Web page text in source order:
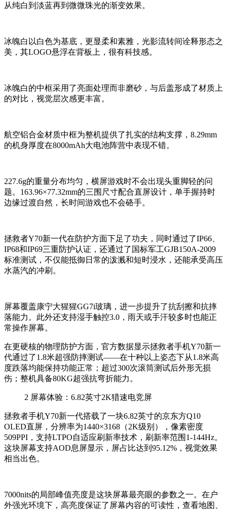
从纯白到淡蓝再到微微珠光的渐变效果。
冰魄白以白色为基底，更显柔和素雅，光影流转间诠释形态之
美 ，其LOGO悬浮在背板上，很有科技感。
冰魄白的中框采用了亮面处理而非磨砂，与后盖形成了材质上
的对比，视觉层次感更丰富。
航空铝合金材质中框为整机提供了扎实的结构支撑，8.29mm
的机身厚度在8000mAh大电池阵营中表现不错。
227.6g的重量分布均匀，横屏游戏时不会出现头重脚轻的问
题。163.96×77.32mm的三围尺寸配合直屏设计，单手握持时
边缘过渡自然，长时间游戏也不会硌手。
拯救者Y70新一代在防护方面下足了功夫，同时通过了IP66、
IP68和IP69三重防护认证，还通过了国标军工GJB150A-2009
标准测试 ， 不仅能抵御日常的泼溅和短时浸水，还能承受高压
水蒸汽的冲刷。
屏幕覆盖康宁大猩猩GG7i玻璃，进一步提升了抗刮擦和抗摔
落能力。此外还支持湿手触控3.0，雨天或手汗较多时也能正
常操作屏幕。
在更硬核的物理防护方面，官方数据显示拯救者手机Y70新一
代通过了1.8米超强防摔测试——在十种以上姿态下从1.8米高
度跌落均能保持功能正常；超过300次滚筒测试后外形无损
伤；整机具备80KG超强抗弯折能力。
2 屏幕体验：6.82英寸2K猎速电竞屏
拯救者手机Y70新一代搭载了一块6.82英寸的京东方Q10
OLED直屏，分辨率为1440×3168（2K级别），像素密度
509PPI，支持LTPO自适应刷新率技术，刷新率范围1-144Hz。
这块屏幕支持AOD息屏显示，屏占比达到95.12%，视觉效果
相当出色。
7000nits的局部峰值亮度是这块屏幕最亮眼的参数之一。在户
外强光环境下，高亮度保证了屏幕内容的可读性，查看地图、